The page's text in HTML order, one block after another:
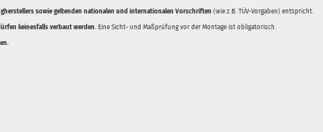
sowie geltenden nationalen und internationalen Vorschriften (wie z.B. TÜV-Vorgaben) entspricht.
keinesfalls verbaut werden. Eine Sicht- und Maßprüfung vor der Montage ist obligatorisch.